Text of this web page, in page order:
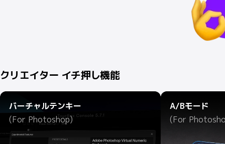
クリエイター イチ押し機能
バーチャルテンキー
(For Photoshop)
A/Bモード
(For